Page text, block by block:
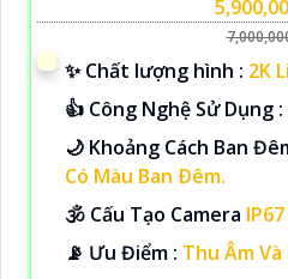
✨ Chất lượng hình : 2K
👍 Công Nghệ Sử Dụng :
🌙 Khoảng Cách Ban
Có Màu Ban Ðêm.
🕉️ Cấu Tạo Camera
️📡 Ưu Điểm : Thu Âm Và